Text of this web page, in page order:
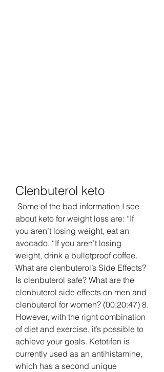
Clenbuterol keto
about keto for weight loss are: “If
you aren’t losing weight, eat an
avocado. “If you aren’t losing
weight, drink a bulletproof coffee.
What are clenbuterol’s Side Effects?
Is clenbuterol safe? What are the
clenbuterol side effects on men and
clenbuterol for women? (00:20:47) 8.
However, with the right combination
of diet and exercise, it’s possible to
achieve your goals. Ketotifen is
currently used as an antihistamine,
which has a second unique